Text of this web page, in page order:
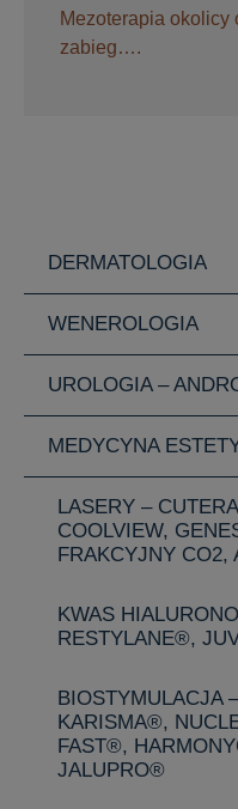
DERMATOLOGIA
WENEROLOGIA
UROLOGIA –
MEDYCYNA
LASERY –
COOLVIEW,
FRAKCYJNY CO2,
KWAS
RESTYLANE®,
BIOSTYMULACJA
KARISMA®,
FAST®,
JALUPRO®
Mezoterapia okolicy
zabieg….